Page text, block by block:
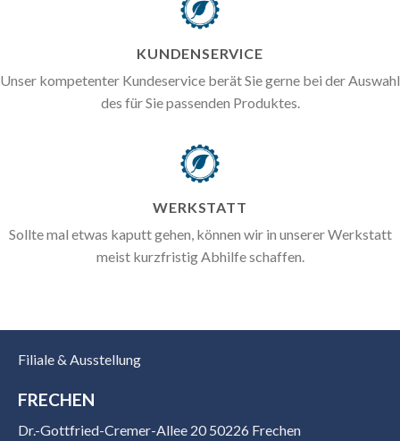
KUNDENSERVICE
Unser kompetenter Kundeservice berät Sie gerne bei der Auswahl
des für Sie passenden Produktes.
WERKSTATT
Sollte mal etwas kaputt gehen, können wir in unserer Werkstatt
meist kurzfristig Abhilfe schaffen.
Filiale & Ausstellung
FRECHEN
Dr.-Gottfried-Cremer-Allee 20 50226 Frechen